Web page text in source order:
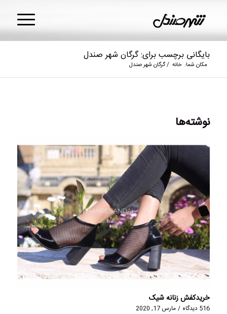
بایگانی برچسب برای: گرگان شهر صندل
مکان شما: خانه /گرگان شهر صندل
نوشته‌ها
خریدکفش زنانه شیک
516 دیدگاه / مارس 17, 2020